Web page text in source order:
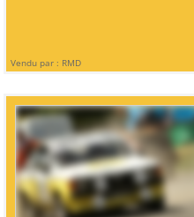
Vendu par : RMD